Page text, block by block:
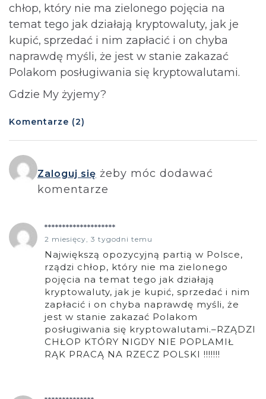
chłop, który nie ma zielonego pojęcia na
temat tego jak działają kryptowaluty, jak je
kupić, sprzedać i nim zapłacić i on chyba
naprawdę myśli, że jest w stanie zakazać
Polakom posługiwania się kryptowalutami.
Gdzie My żyjemy?
Komentarze (2)
Zaloguj się żeby móc dodawać
komentarze
********************
2 miesięcy, 3 tygodni temu
Największą opozycyjną partią w Polsce,
rządzi chłop, który nie ma zielonego
pojęcia na temat tego jak działają
kryptowaluty, jak je kupić, sprzedać i nim
zapłacić i on chyba naprawdę myśli, że
jest w stanie zakazać Polakom
posługiwania się kryptowalutami.–RZĄDZI
CHŁOP KTÓRY NIGDY NIE POPLAMIŁ
RĄK PRACĄ NA RZECZ POLSKI !!!!!!!